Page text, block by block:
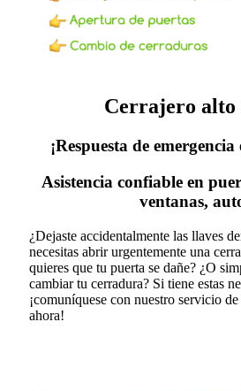
Cerrajero alto
¡Respuesta de
Asistencia confiable en
ventanas,
¿Dejaste accidentalmente las llaves
necesitas abrir urgentemente una
quieres que tu puerta se dañe? ¿O
cambiar tu cerradura? Si tiene estas
¡comuníquese con nuestro servicio
ahora!